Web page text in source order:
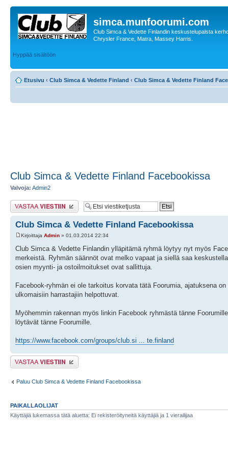
simca.munfoorumi.com
Club Simca & Vedette Finlandin keskustelupalsta
Chrysler France, Matra, Massey Harris.
Hyppää sisältöön
Etusivu ‹ Club Simca & Vedette Finland ‹ Club Simca & Vedette Finland
Club Simca & Vedette Finland Facebookissa
Valvoja: Admin2
Lähetä vastaus
Club Simca & Vedette Finland Facebookissa
Kirjoittaja Admin » 01.03.2014 22:34
Club Simca & Vedette Finlandin ylläpitämä ryhmä löytyy nyt myös
merkeistä. Ryhmän säännöt ovat melko vapaat ja siellä saa
osien myynti- ja ostoilmoitukset ovat sallittuja.
Facebook-ryhmän ei ole tarkoitus korvata tätä Foorumia, ajatuksena
ulkomaisiin harrastajiin helpottuvat.
Myöhemmin rakennan myös linkin Facebook ryhmästä tänne
löytävät tänne Foorumille.
https://www.facebook.com/groups/club.si ... te.finland
Lähetä vastaus
Paluu Club Simca & Vedette Finland Facebookissa
PAIKALLAOLIJAT
Käyttäjiä lukemassa tätä aluetta: Ei rekisteröityneitä käyttäjiä ja 1 vierailijaa